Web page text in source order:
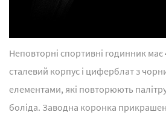
Неповторні спортивні годинник має
сталевий корпус і циферблат з
елементами, які повторюють
боліда. Заводна коронка